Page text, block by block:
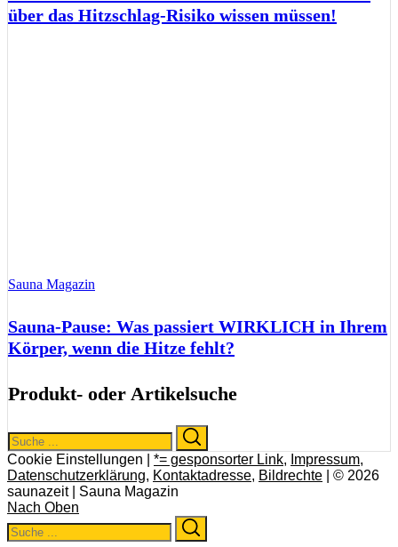
über das Hitzschlag-Risiko wissen müssen!
Sauna Magazin
Sauna-Pause: Was passiert WIRKLICH in Ihrem
Körper, wenn die Hitze fehlt?
Produkt- oder Artikelsuche
Search
for:
Cookie Einstellungen | *= gesponsorter Link, Impressum,
Datenschutzerklärung, Kontaktadresse, Bildrechte | © 2026
saunazeit | Sauna Magazin
Nach Oben
Search
for: